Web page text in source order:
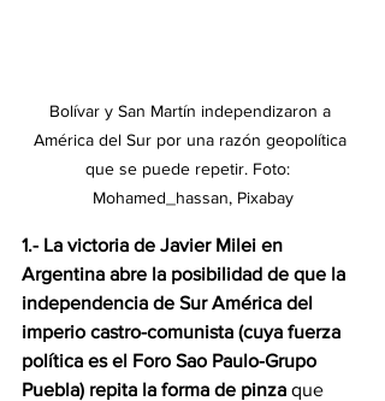
Bolívar y San Martín independizaron a
América del Sur por una razón geopolítica
que se puede repetir. Foto:
Mohamed_hassan, Pixabay
1.- La victoria de Javier Milei en
Argentina abre la posibilidad de que la
independencia de Sur América del
imperio castro-comunista (cuya fuerza
política es el Foro Sao Paulo-Grupo
Puebla) repita la forma de pinza que